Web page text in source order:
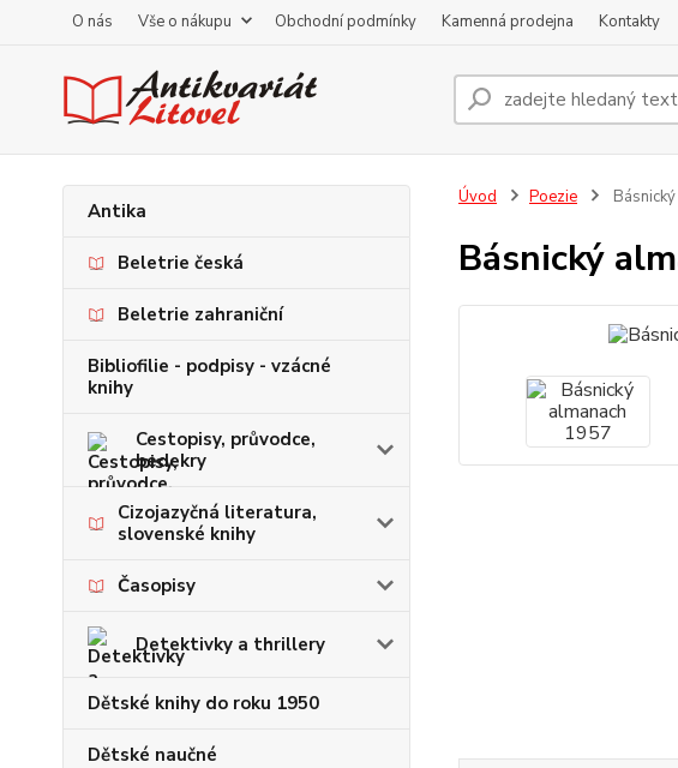
O nás Vše o nákupu Obchodní podmínky Kamenná prodejna Kontakty
Antika
Beletrie česká
Beletrie zahraniční
Bibliofilie - podpisy - vzácné
knihy
Cestopisy, průvodce,
bedekry
Cizojazyčná literatura,
slovenské knihy
Časopisy
Detektivky a thrillery
Dětské knihy do roku 1950
Dětské naučné
Úvod Poezie
Básnický